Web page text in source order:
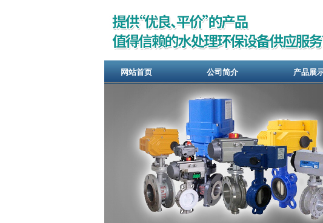
网站首页 公司简介 产品展